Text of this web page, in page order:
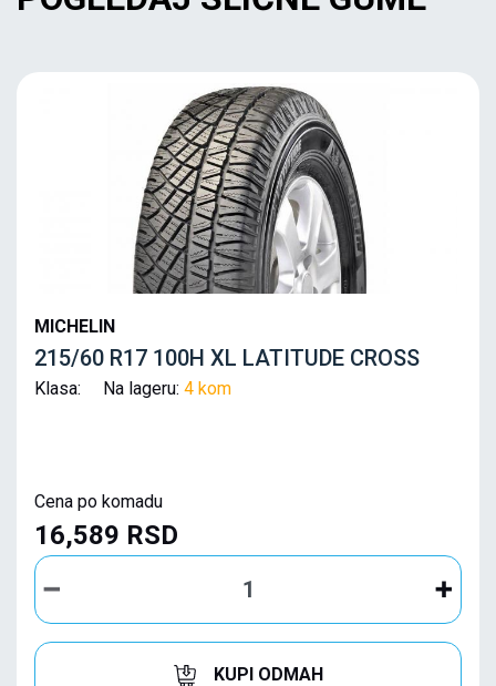
MICHELIN
215/60 R17 100H XL LATITUDE CROSS
Klasa: Na lageru: 4 kom
Cena po komadu
16,589 RSD
KUPI ODMAH